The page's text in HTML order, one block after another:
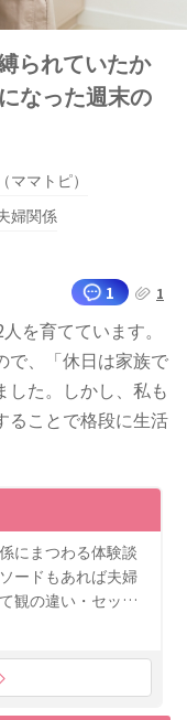
られていたか
なった週末の
ママトピ）
婦関係
1 1
を育てています。
で、「休日は家族で
した。しかし、私も
ことで格段に生活
にまつわる体験談
ードもあれば夫婦
観の違い・セッ…